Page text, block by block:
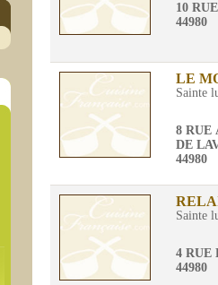
10
44980
LE
Sainte
8 RUE
DE
44980
Sainte
4 RUE
44980